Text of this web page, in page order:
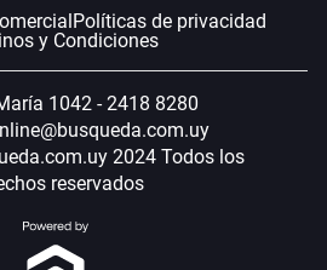
Políticas de privacidad
y Condiciones
1042 - 2418 8280
2024 Todos los
reservados